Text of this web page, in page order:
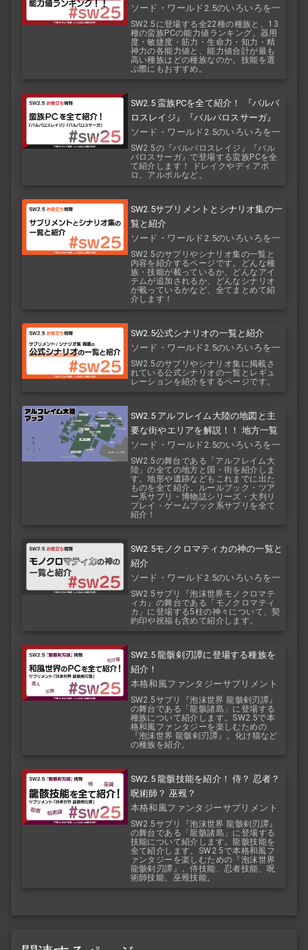
ソード・ワールド2.5のいろいろを一
覧で！
SW2.5に登場する全22種の種族と、13
種の蛮族PCの能力値ランキング。器用
度・敏捷度・筋力・生命力・知力・精
神力の各能力値と、能力値合計が最も
高い種族はどの種族なのか。技能を選
ぶ際にもおすすめ。
SW2.5 蛮族PCを全て紹介！ 『バルバ
ロスレイジ』『バルバロスサーガ』
ソード・ワールド2.5のいろいろを一
覧で！
SW2.5の『バルバロスレイジ』『バル
バロスサーガ』で登場する蛮族PCを全
て紹介します！ ドレイクやディアボ
ロ、アルボルなど。
SW2.5サプリメントとシナリオ集の一
覧と紹介
ソード・ワールド2.5のいろいろを一
覧で！
SW2.5のサプリやシナリオ集の一覧と
内容を紹介するページです。どんな種
族・技能が載っているか、どんなアイ
テムが追加されるか、どんなシナリオ
が載っているかなど、全てまとめて紹
介します！
SW2.5公式シナリオの一覧と紹介
ソード・ワールド2.5のいろいろを一
覧で！
SW2.5のサプリやシナリオ集に掲載さ
れている公式シナリオの一覧とレギュ
レーションを紹介をするページです。
SW2.5 アルフレイム大陸の地図と主
要な街やエリアを解説！！ 地方一覧
ソード・ワールド2.5のいろいろを一
覧で！
SW2.5の舞台である「アルフレイム大
陸」の全ての地方と国・街を紹介しま
す。地形や遺跡などもこれまでに出た
ものを全て紹介。ルールブック・ツア
ー系サプリ・博物誌シリーズ・大判リ
プレイ・ゲームブック系サプリを全て
紹介！
SW2.5モノクロマティカの神の一覧と
紹介
ソード・ワールド2.5のいろいろを一
覧で！
SW2.5サプリ『泡沫世界モノクロマテ
ィカ』の舞台である「モノクロマティ
カ」に登場する5柱の神々について、契
約印や祝福も含めて紹介します。
SW2.5 龍骸剣刃譚に登場する種族を
紹介！
本格和風ファンタジーサプリメント
『泡沫世界 龍骸剣刃譚』
SW2.5サプリ『泡沫世界 龍骸剣刃譚』
の舞台である「龍骸諸島」に登場する
種族について紹介します。SW2.5で本
格和風ファンタジーを楽しむための
『泡沫世界 龍骸剣刃譚』。化け猫など
の種族を紹介。
SW2.5 龍骸技能を紹介！ 侍？ 忍者？
呪術師？ 巫覡？
本格和風ファンタジーサプリメント
『泡沫世界 龍骸剣刃譚』
SW2.5サプリ『泡沫世界 龍骸剣刃譚』
の舞台である「龍骸諸島」に登場する
技能について紹介します。龍骸技能を
全て紹介します。SW2.5で本格和風フ
ァンタジーを楽しむための『泡沫世界
龍骸剣刃譚』。侍技能、忍者技能、呪
術師技能、巫覡技能。